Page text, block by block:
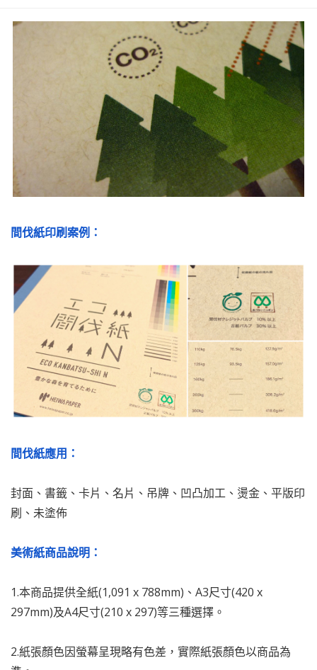
間伐紙印刷案例：
間伐紙應用：
封面、書籤、卡片、名片、吊牌、凹凸加工、燙金、平版印
刷、未塗佈
美術紙商品說明：
1.本商品提供全紙(1,091 x 788mm)、A3尺寸(420 x
297mm)及A4尺寸(210 x 297)等三種選擇。
2.紙張顏色因螢幕呈現略有色差，實際紙張顏色以商品為